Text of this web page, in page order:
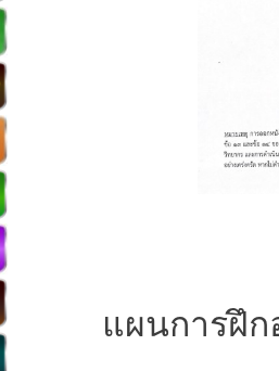
แผนการฝึก